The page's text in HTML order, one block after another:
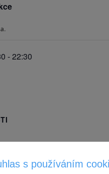
s používáním
-22:30